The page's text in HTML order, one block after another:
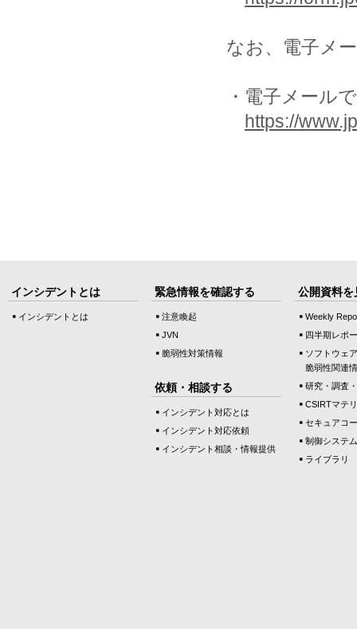
なお、電子メ
・電子メール
https://
インシデントとは
インシデントとは
緊急情報を確認する
注意喚起
JVN
脆弱性対策情報
依頼・相談する
インシデント対応とは
インシデント対応依頼
インシデント相談・情報提供
公開資料を
Weekly
四半期レポ
ソフトウェ
脆弱性関連
研究・調査
CSIRTマテ
セキュアコ
制御システ
ライブラリ